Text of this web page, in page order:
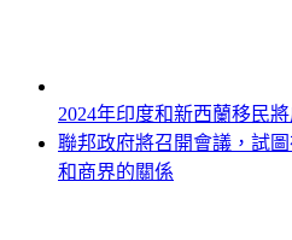
2024年印度和新西蘭移民
聯邦政府將召開會議，試
和商界的關係